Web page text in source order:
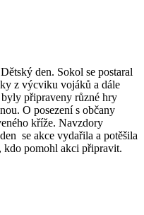
den. Sokol se postaral
z výcviku vojáků a dále
připraveny různé hry
O posezení s občany
kříže. Navzdory
se akce vydařila a potěšila
kdo pomohl akci připravit.